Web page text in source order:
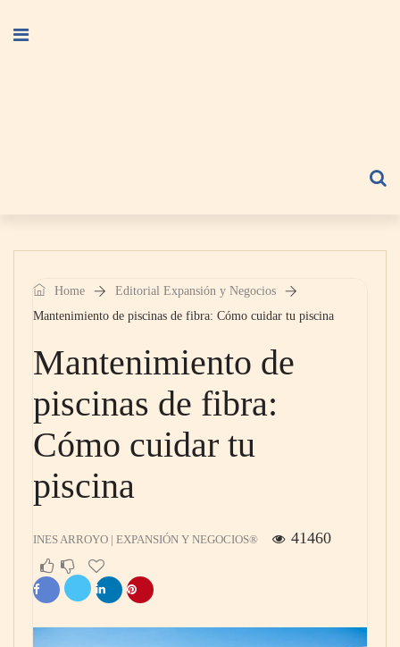
Home
Editorial Expansión y Negocios
Mantenimiento de piscinas de fibra: Cómo cuidar tu piscina
Mantenimiento de
piscinas de fibra:
Cómo cuidar tu
piscina
INES ARROYO | EXPANSIÓN Y NEGOCIOS® 41460